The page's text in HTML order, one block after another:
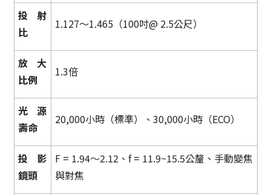
投射
比
1.127～1.465（100吋@ 2.5公尺）
放大
比例
1.3倍
光源
壽命
20,000小時（標準）、30,000小時（ECO）
投影
鏡頭
F = 1.94～2.12、f = 11.9~15.5公釐、手動變焦
與對焦